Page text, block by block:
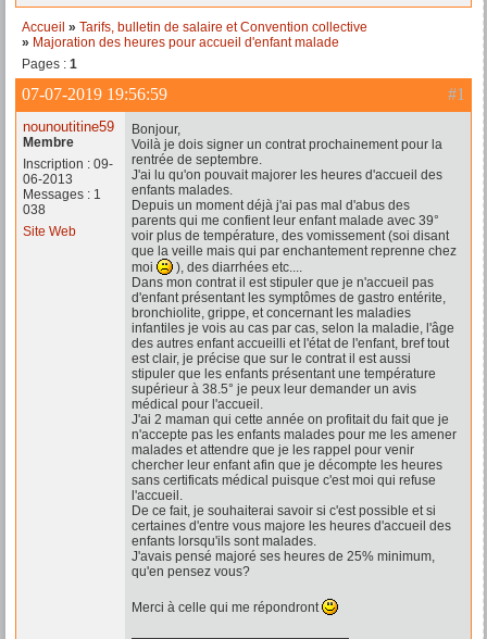
Accueil » Tarifs, bulletin de salaire et Convention collective
» Majoration des heures pour accueil d'enfant malade
Pages : 1
#1
07-07-2019 19:56:59
nounoutitine59
Membre
Inscription : 09-
06-2013
Messages : 1
038
Site Web
Bonjour,
Voilà je dois signer un contrat prochainement pour la
rentrée de septembre.
J'ai lu qu'on pouvait majorer les heures d'accueil des
enfants malades.
Depuis un moment déjà j'ai pas mal d'abus des
parents qui me confient leur enfant malade avec 39°
voir plus de température, des vomissement (soi disant
que la veille mais qui par enchantement reprenne chez
moi
), des diarrhées etc....
Dans mon contrat il est stipuler que je n'accueil pas
d'enfant présentant les symptômes de gastro entérite,
bronchiolite, grippe, et concernant les maladies
infantiles je vois au cas par cas, selon la maladie, l'âge
des autres enfant accueilli et l'état de l'enfant, bref tout
est clair, je précise que sur le contrat il est aussi
stipuler que les enfants présentant une température
supérieur à 38.5° je peux leur demander un avis
médical pour l'accueil.
J'ai 2 maman qui cette année on profitait du fait que je
n'accepte pas les enfants malades pour me les amener
malades et attendre que je les rappel pour venir
chercher leur enfant afin que je décompte les heures
sans certificats médical puisque c'est moi qui refuse
l'accueil.
De ce fait, je souhaiterai savoir si c'est possible et si
certaines d'entre vous majore les heures d'accueil des
enfants lorsqu'ils sont malades.
J'avais pensé majoré ses heures de 25% minimum,
qu'en pensez vous?
Merci à celle qui me répondront